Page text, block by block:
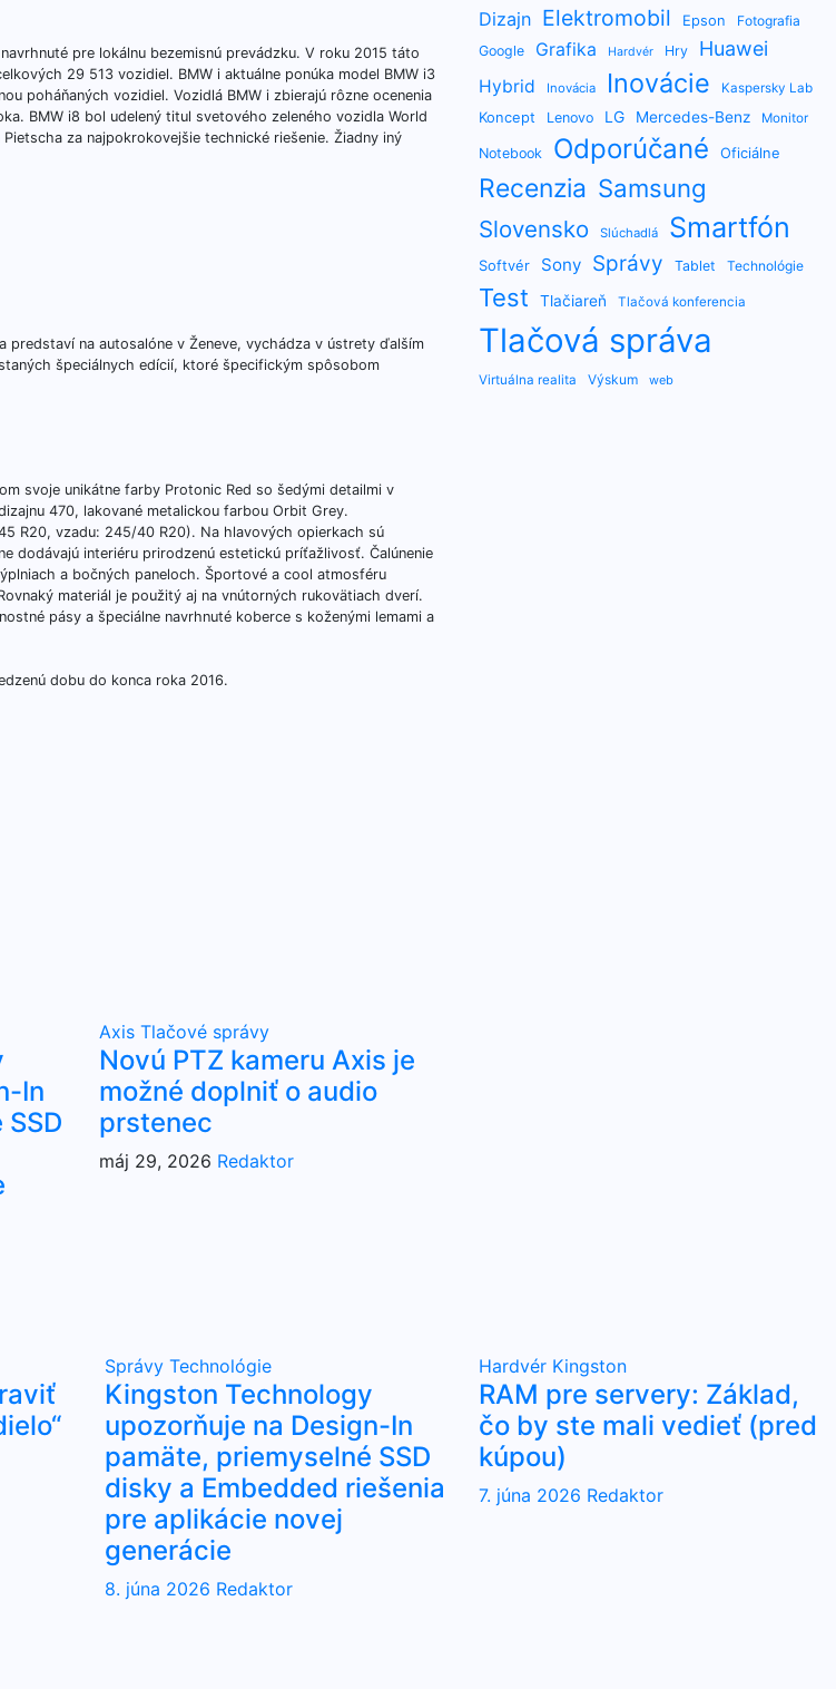
pre lokálnu bezemisnú prevádzku. V roku 2015 táto
29 513 vozidiel. BMW i aktuálne ponúka model BMW i3
poháňaných vozidiel. Vozidlá BMW i zbierajú rôzne ocenenia
BMW i8 bol udelený titul svetového zeleného vozidla World
za najpokrokovejšie technické riešenie. Žiadny iný
predstaví na autosalóne v Ženeve, vychádza v ústrety ďalším
špeciálnych edícií, ktoré špecifickým spôsobom
svoje unikátne farby Protonic Red so šedými detailmi v
470, lakované metalickou farbou Orbit Grey.
R20, vzadu: 245/40 R20). Na hlavových opierkach sú
dodávajú interiéru prirodzenú estetickú príťažlivosť. Čalúnenie
a bočných paneloch. Športové a cool atmosféru
materiál je použitý aj na vnútorných rukovätiach dverí.
pásy a špeciálne navrhnuté koberce s koženými lemami a
dobu do konca roka 2016.
In
Axis Tlačové správy
Novú PTZ kameru Axis je
možné doplniť o audio
prstenec
máj 29, 2026 Redaktor
Dizajn Elektromobil Epson
Fotografia
Google
Grafika Hardvér Hry Huawei
Hybrid Inovácia Inovácie Kaspersky Lab
Koncept Lenovo LG Mercedes-Benz Monitor
Notebook Odporúčané Oficiálne
Recenzia Samsung
Slovensko Slúchadlá Smartfón
Softvér Sony Správy Tablet Technológie
Test Tlačiareň Tlačová konferencia
Tlačová správa
Virtuálna realita Výskum web
Správy Technológie
Kingston Technology
upozorňuje na Design-In
pamäte, priemyselné SSD
disky a Embedded riešenia
pre aplikácie novej
generácie
8. júna 2026 Redaktor
Hardvér Kingston
RAM pre servery: Základ,
čo by ste mali vedieť (pred
kúpou)
7. júna 2026 Redaktor